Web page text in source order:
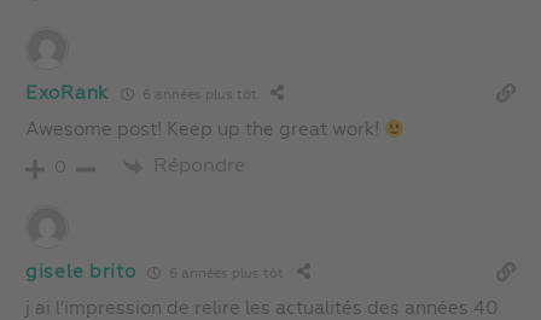
ExoRank 6 années plus tôt
Awesome post! Keep up the great work!
0 Répondre
gisele brito 6 années plus tôt
j ai l’impression de relire les actualités des années 40